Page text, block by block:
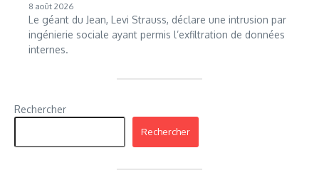
8 août 2026
Le géant du Jean, Levi Strauss, déclare une intrusion par
ingénierie sociale ayant permis l’exfiltration de données
internes.
Rechercher
Rechercher